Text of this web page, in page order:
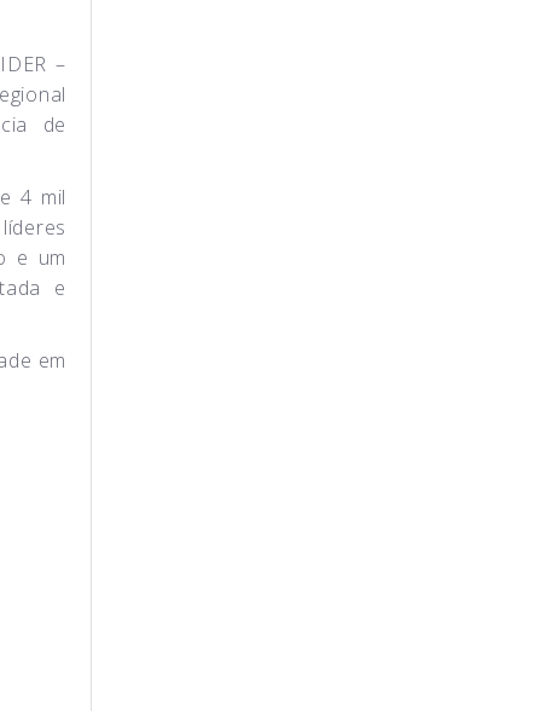
–
de
4 mil
e um
e
em